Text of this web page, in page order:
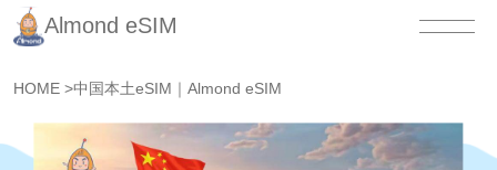
Almond eSIM
HOME >中国本土eSIM｜Almond eSIM